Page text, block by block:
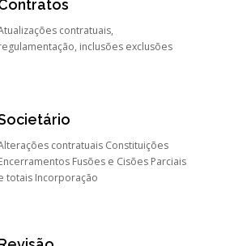
contratuais,
inclusões exclusões
contratuais Constituições
Fusões e Cisões Parciais
totais Incorporação